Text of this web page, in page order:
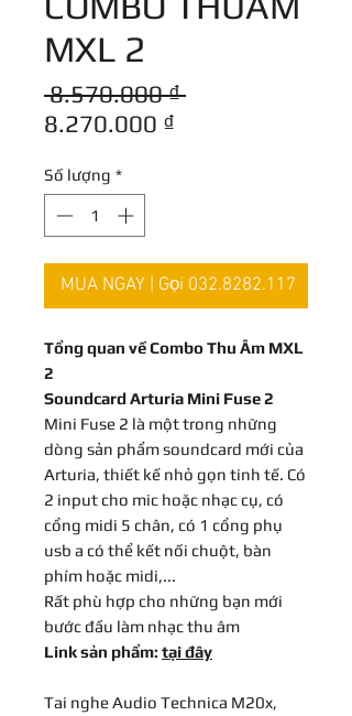
MXL 2
8.570.000 ₫ Giá
8.270.000 ₫
Số lượng *
MUA NGAY | Gọi 032.8282.117
Tổng quan về Combo Thu Âm MXL
2
Soundcard Arturia Mini Fuse 2
Mini Fuse 2 là một trong những
dòng sản phẩm soundcard mới của
Arturia, thiết kế nhỏ gọn tinh tế. Có
2 input cho mic hoặc nhạc cụ, có
cổng midi 5 chân, có 1 cổng phụ
usb a có thể kết nối chuột, bàn
phím hoặc midi,...
Rất phù hợp cho những bạn mới
bước đầu làm nhạc thu âm
Link sản phẩm: tại đây
Tai nghe Audio Technica M20x,